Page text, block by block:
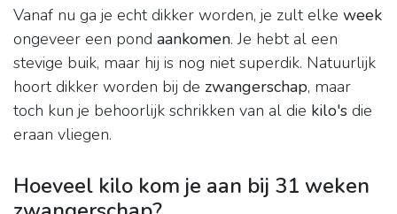
Vanaf nu ga je echt dikker worden, je zult elke week
ongeveer een pond aankomen. Je hebt al een
stevige buik, maar hij is nog niet superdik. Natuurlijk
hoort dikker worden bij de zwangerschap, maar
toch kun je behoorlijk schrikken van al die kilo's die
eraan vliegen.
Hoeveel kilo kom je aan bij 31 weken